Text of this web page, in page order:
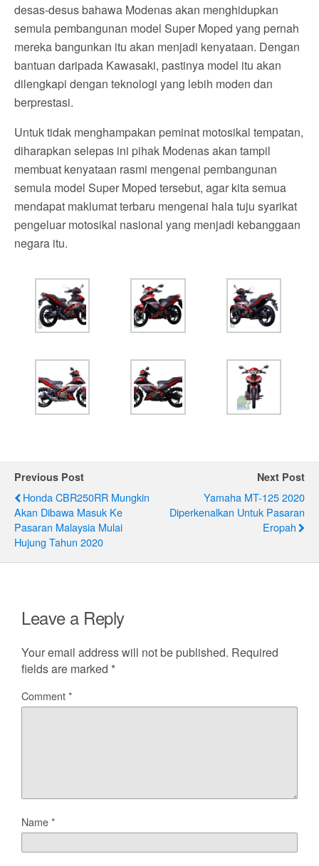
desas-desus bahawa Modenas akan menghidupkan
semula pembangunan model Super Moped yang pernah
mereka bangunkan itu akan menjadi kenyataan. Dengan
bantuan daripada Kawasaki, pastinya model itu akan
dilengkapi dengan teknologi yang lebih moden dan
berprestasi.
Untuk tidak menghampakan peminat motosikal tempatan,
diharapkan selepas ini pihak Modenas akan tampil
membuat kenyataan rasmi mengenai pembangunan
semula model Super Moped tersebut, agar kita semua
mendapat maklumat terbaru mengenai hala tuju syarikat
pengeluar motosikal nasional yang menjadi kebanggaan
negara itu.
Previous Post
Honda CBR250RR Mungkin
Akan Dibawa Masuk Ke
Pasaran Malaysia Mulai
Hujung Tahun 2020
Next Post
Yamaha MT-125 2020
Diperkenalkan Untuk Pasaran
Eropah
Leave a Reply
Your email address will not be published. Required
fields are marked *
Comment*
Name*